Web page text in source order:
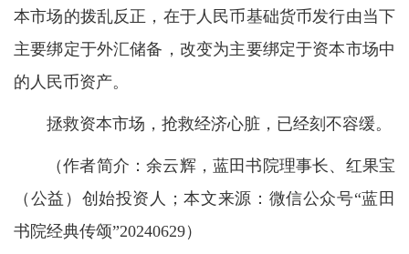
本市场的拨乱反正，在于人民币基础货币发行由当下
主要绑定于外汇储备，改变为主要绑定于资本市场中
的人民币资产。
拯救资本市场，抢救经济心脏，已经刻不容缓。
（作者简介：余云辉，蓝田书院理事长、红果宝
（公益）创始投资人；本文来源：微信公众号“蓝田
书院经典传颂”20240629）